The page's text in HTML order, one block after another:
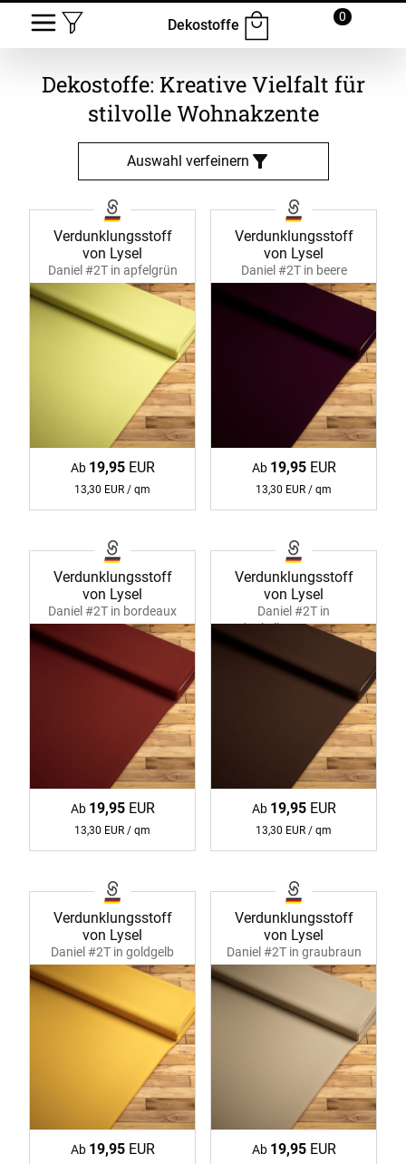
Dekostoffe
0
Dekostoffe: Kreative Vielfalt für
stilvolle Wohnakzente
Auswahl verfeinern
Verdunklungsstoff
von Lysel
Daniel #2T in apfelgrün
11219
Ab 19,95EUR
13,30 EUR / qm
Verdunklungsstoff
von Lysel
Daniel #2T in beere
11219
Ab 19,95EUR
13,30 EUR / qm
Verdunklungsstoff
von Lysel
Daniel #2T in bordeaux
11219
Ab 19,95EUR
13,30 EUR / qm
Verdunklungsstoff
von Lysel
Daniel #2T in
dunkelbraun 11219
Ab 19,95EUR
13,30 EUR / qm
Verdunklungsstoff
von Lysel
Daniel #2T in goldgelb
11219
Ab 19,95EUR
Verdunklungsstoff
von Lysel
Daniel #2T in graubraun
11219
Ab 19,95EUR